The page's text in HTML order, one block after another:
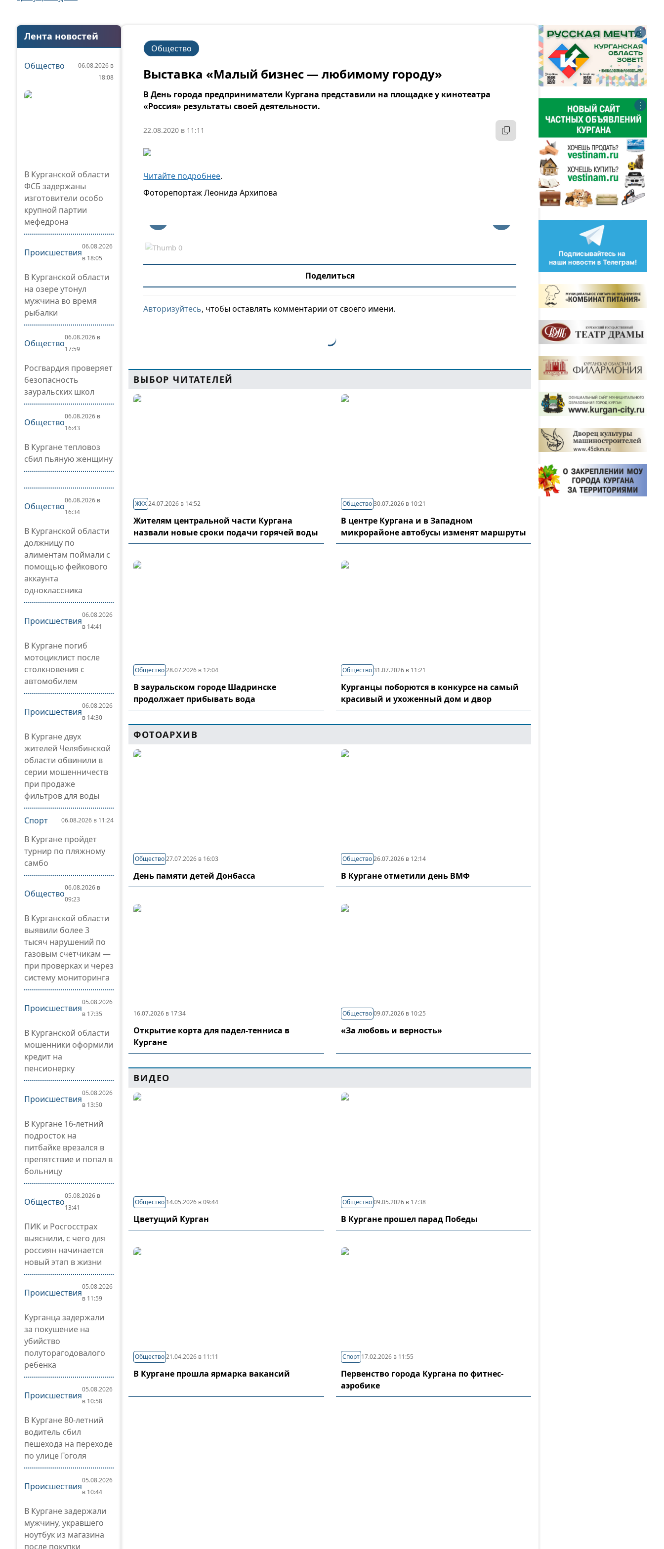
Лента новостей
Общество
06.08.2026 в
18:08
В Курганской области
ФСБ задержаны
изготовители особо
крупной партии
мефедрона
Происшествия
06.08.2026
в 18:05
В Курганской области
на озере утонул
мужчина во время
рыбалки
Общество
06.08.2026 в
17:59
Росгвардия проверяет
безопасность
зауральских школ
Общество
06.08.2026 в
16:43
В Кургане тепловоз
сбил пьяную женщину
Общество
06.08.2026 в
16:34
В Курганской области
должницу по
алиментам поймали с
помощью фейкового
аккаунта
одноклассника
Происшествия
06.08.2026
в 14:41
В Кургане погиб
мотоциклист после
столкновения с
автомобилем
Происшествия
06.08.2026
в 14:30
В Кургане двух
жителей Челябинской
области обвинили в
серии мошенничеств
при продаже
фильтров для воды
Спорт 06.08.2026 в 11:24
В Кургане пройдет
турнир по пляжному
самбо
Общество
06.08.2026 в
09:23
В Курганской области
выявили более 3
тысяч нарушений по
газовым счетчикам —
при проверках и через
систему мониторинга
Происшествия
05.08.2026
в 17:35
В Курганской области
мошенники оформили
кредит на
пенсионерку
Происшествия
05.08.2026
в 13:50
В Кургане 16-летний
подросток на
питбайке врезался в
препятствие и попал в
больницу
Общество
05.08.2026 в
13:41
ПИК и Росгосстрах
выяснили, с чего для
россиян начинается
новый этап в жизни
Происшествия
05.08.2026
в 11:59
Курганца задержали
за покушение на
убийство
полуторагодовалого
ребенка
Происшествия
05.08.2026
в 10:58
В Кургане 80-летний
водитель сбил
пешехода на переходе
по улице Гоголя
Происшествия
05.08.2026
в 10:44
В Кургане задержали
мужчину, укравшего
ноутбук из магазина
после покупки
Общество
Выставка «Малый бизнес — любимому городу»
В День города предприниматели Кургана представили на площадке у кинотеатра
«Россия» результаты своей деятельности.
22.08.2020 в 11:11
Читайте подробнее.
Фоторепортаж Леонида Архипова
Поделиться
Авторизуйтесь, чтобы оставлять комментарии от своего имени.
ВЫБОР ЧИТАТЕЛЕЙ
ЖКХ24.07.2026 в 14:52
Жителям центральной части Кургана
назвали новые сроки подачи горячей воды
Общество 30.07.2026 в 10:21
В центре Кургана и в Западном
микрорайоне автобусы изменят маршруты
Общество28.07.2026 в 12:04
В зауральском городе Шадринске
продолжает прибывать вода
Общество 31.07.2026 в 11:21
Курганцы поборются в конкурсе на самый
красивый и ухоженный дом и двор
ФОТОАРХИВ
Общество27.07.2026 в 16:03
День памяти детей Донбасса
Общество 26.07.2026 в 12:14
В Кургане отметили день ВМФ
16.07.2026 в 17:34
Открытие корта для падел-тенниса в
Кургане
Общество 09.07.2026 в 10:25
«За любовь и верность»
ВИДЕО
Общество 14.05.2026 в 09:44
Цветущий Курган
Общество 09.05.2026 в 17:38
В Кургане прошел парад Победы
Общество21.04.2026 в 11:11
В Кургане прошла ярмарка вакансий
Спорт 17.02.2026 в 11:55
Первенство города Кургана по фитнес-
аэробике
⋮
⋮